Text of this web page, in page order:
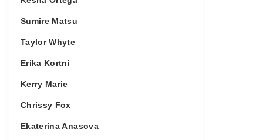
Sumire Matsu
Taylor Whyte
Erika Kortni
Kerry Marie
Chrissy Fox
Ekaterina Anasova